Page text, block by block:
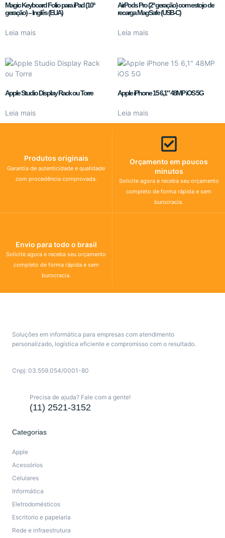
Magic Keyboard Folio para iPad (10ª
geração) – Inglês (EUA)
Leia mais
AirPods Pro (2ª geração) com estojo de
recarga MagSafe (USB‑C)
Leia mais
Apple Studio Display Rack ou Torre
Leia mais
Apple iPhone 15 6,1″ 48MP iOS 5G
Leia mais
Produtos originais
Garantia de autenticidade e qualidade
com procedência comprovada.
Orçamento em poucos
minutos
Solicite agora e receba seu orçamento
completo de forma rápida e sem
burocracia.
Envio para todo o brasil
Solicite agora e receba seu orçamento
completo de forma rápida e sem
burocracia.
Soluções em informática para empresas com atendimento
personalizado, logística eficiente e compromisso com o resultado.
Cnpj: 03.559.054/0001-80
Precisa de ajuda? Fale com a gente!
(11) 2521-3152
Categorias
Apple
Acessórios
Celulares
Informática
Eletrodomésticos
Escritorio e papelaria
Rede e infraestrutura